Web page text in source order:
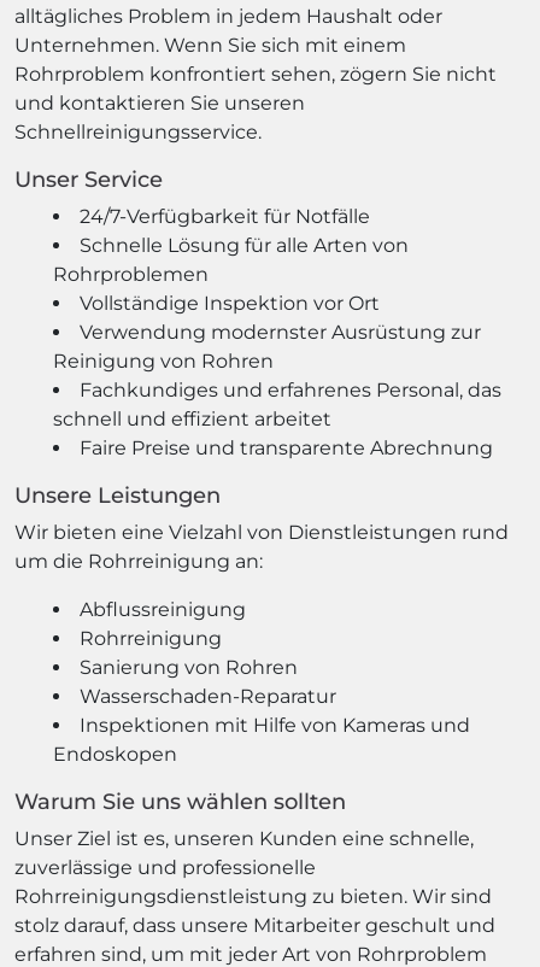
alltägliches Problem in jedem Haushalt oder
Unternehmen. Wenn Sie sich mit einem
Rohrproblem konfrontiert sehen, zögern Sie nicht
und kontaktieren Sie unseren
Schnellreinigungsservice.
Unser Service
24/7-Verfügbarkeit für Notfälle
Schnelle Lösung für alle Arten von
Rohrproblemen
Vollständige Inspektion vor Ort
Verwendung modernster Ausrüstung zur
Reinigung von Rohren
Fachkundiges und erfahrenes Personal, das
schnell und effizient arbeitet
Faire Preise und transparente Abrechnung
Unsere Leistungen
Wir bieten eine Vielzahl von Dienstleistungen rund
um die Rohrreinigung an:
Abflussreinigung
Rohrreinigung
Sanierung von Rohren
Wasserschaden-Reparatur
Inspektionen mit Hilfe von Kameras und
Endoskopen
Warum Sie uns wählen sollten
Unser Ziel ist es, unseren Kunden eine schnelle,
zuverlässige und professionelle
Rohrreinigungsdienstleistung zu bieten. Wir sind
stolz darauf, dass unsere Mitarbeiter geschult und
erfahren sind, um mit jeder Art von Rohrproblem